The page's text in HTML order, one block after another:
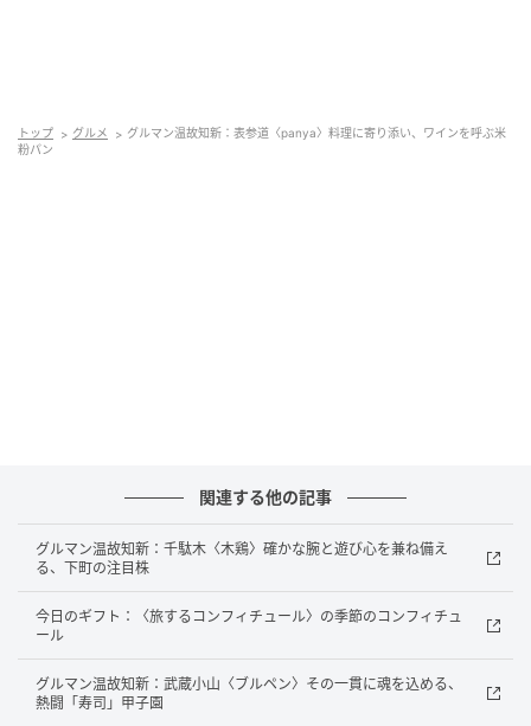
付き。ランチのみ）。
トップ グルメ
グルマン温故知新：表参道〈panya〉料理に寄り添い、ワインを呼ぶ米
粉パン
関連する他の記事
グルマン温故知新：千駄木〈木鶏〉確かな腕と遊び心を兼ね備え
る、下町の注目株
今日のギフト：〈旅するコンフィチュール〉の季節のコンフィチュ
ール
グルマン温故知新：武蔵小山〈ブルペン〉その一貫に魂を込める、
熱闘「寿司」甲子園